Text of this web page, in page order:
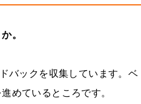
。
バックを収集しています。ベ
めているところです。